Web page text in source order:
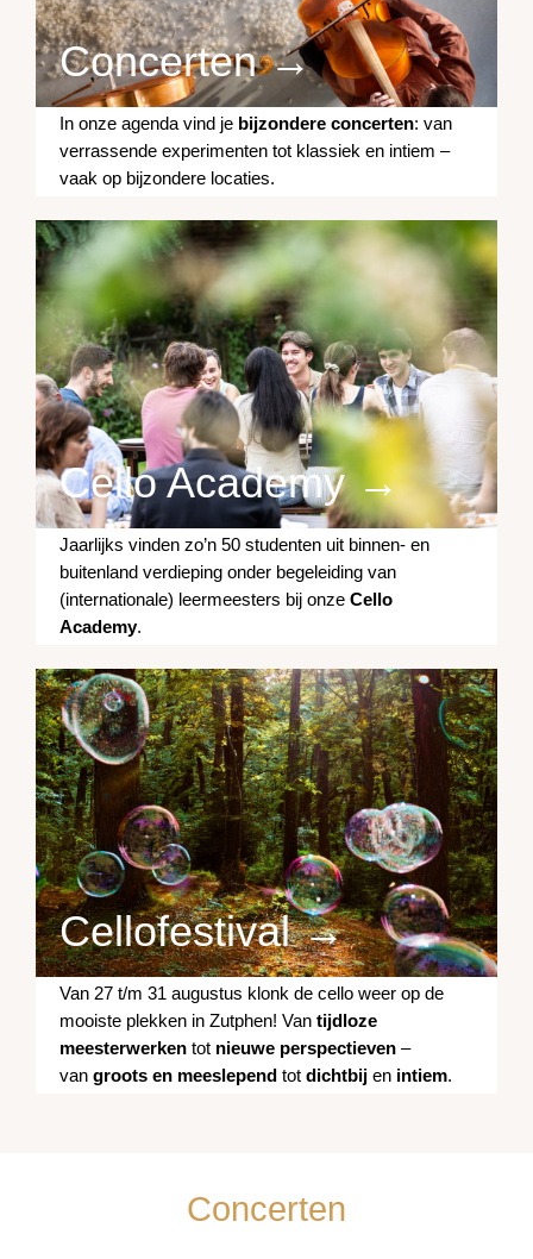
Concerten →
In onze agenda vind je bijzondere concerten: van
verrassende experimenten tot klassiek en intiem –
vaak op bijzondere locaties.
Cello Academy →
Jaarlijks vinden zo’n 50 studenten uit binnen- en
buitenland verdieping onder begeleiding van
(internationale) leermeesters bij onze Cello
Academy.
Cellofestival →
Van 27 t/m 31 augustus klonk de cello weer op de
mooiste plekken in Zutphen! Van tijdloze
meesterwerken tot nieuwe perspectieven –
van groots en meeslepend tot dichtbij en intiem.
Concerten